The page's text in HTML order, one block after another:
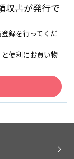
収書が発行で
録を行ってくだ
便利にお買い物